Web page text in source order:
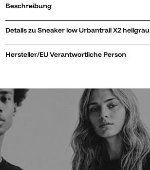
Beschreibung
Details zu Sneaker low Urbantrail X2 hellgrau
Hersteller/EU Verantwortliche Person